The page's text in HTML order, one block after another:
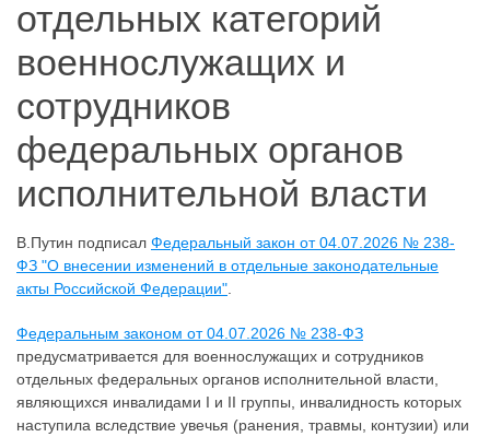
отдельных категорий
военнослужащих и
сотрудников
федеральных органов
исполнительной власти
В.Путин подписал Федеральный закон от 04.07.2026 № 238-
ФЗ "О внесении изменений в отдельные законодательные
акты Российской Федерации"
Федеральным законом от 04.07.2026 № 238-ФЗ
предусматривается для военнослужащих и сотрудников
отдельных федеральных органов исполнительной власти,
являющихся инвалидами I и II группы, инвалидность которых
наступила вследствие увечья (ранения, травмы, контузии) или